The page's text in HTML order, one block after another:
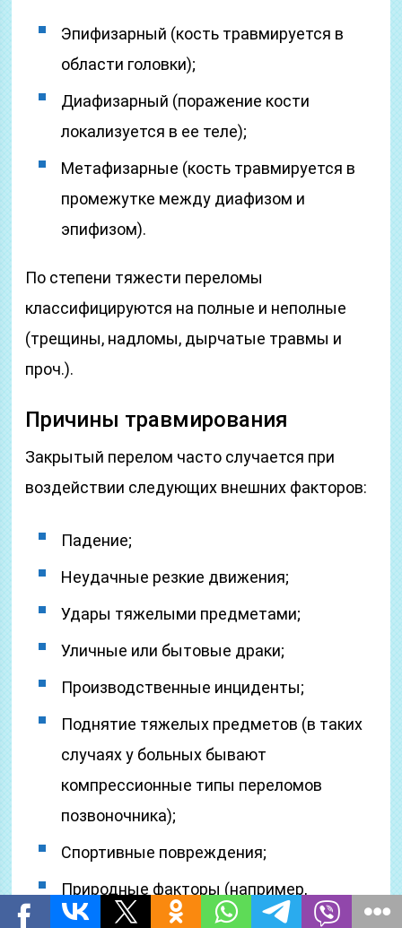
Эпифизарный (кость травмируется в
области головки);
Диафизарный (поражение кости
локализуется в ее теле);
Метафизарные (кость травмируется в
промежутке между диафизом и
эпифизом).
По степени тяжести переломы
классифицируются на полные и неполные
(трещины, надломы, дырчатые травмы и
проч.).
Причины травмирования
Закрытый перелом часто случается при
воздействии следующих внешних факторов:
Падение;
Неудачные резкие движения;
Удары тяжелыми предметами;
Уличные или бытовые драки;
Производственные инциденты;
Поднятие тяжелых предметов (в таких
случаях у больных бывают
компрессионные типы переломов
позвоночника);
Спортивные повреждения;
Природные факторы (например,
землетрясения, наводнения и т.д.);